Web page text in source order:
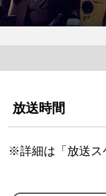
放送時間
※詳細は「放送ス